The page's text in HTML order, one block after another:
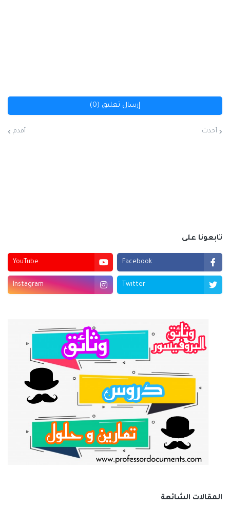
إرسال تعليق (0)
أحدث أقدم
تابعونا على
Facebook
YouTube
Twitter
Instagram
المقالات الشائعة